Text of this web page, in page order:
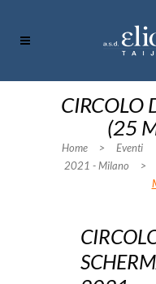
CIRCOLO
(25
Home > Eventi
2021 - Milano
>